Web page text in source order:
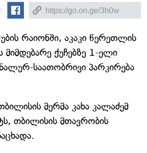
რაიონში, აკაკი წერეთლის
მიმდებარე ქუჩებზე 1-ელი
საათობრივი პარკირება
მერმა კახა კალაძემ
თბილისის მთავრობის